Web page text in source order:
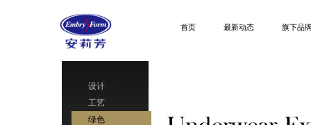
首页 最新动态 旗下品
设计
工艺
绿色